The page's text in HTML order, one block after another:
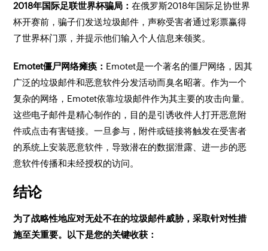
2018年国际足联世界杯骗局：在俄罗斯2018年国际足协世界
杯开赛前，骗子们发送垃圾邮件，声称受害者通过彩票赢得
了世界杯门票，并提示他们输入个人信息来领奖。
Emotet僵尸网络瘫痪： Emotet是一个著名的僵尸网络，因其
广泛的垃圾邮件和恶意软件分发活动而臭名昭著。作为一个
复杂的网络，Emotet依靠垃圾邮件作为其主要的攻击向量。
这些电子邮件是精心制作的，目的是引诱收件人打开恶意附
件或点击有害链接。一旦参与，附件或链接将触发在受害者
的系统上安装恶意软件，导致潜在的数据泄露、进一步的恶
意软件传播和未经授权的访问。
结论
为了战略性地应对无处不在的垃圾邮件威胁，采取针对性措
施至关重要。以下是您的关键收获：